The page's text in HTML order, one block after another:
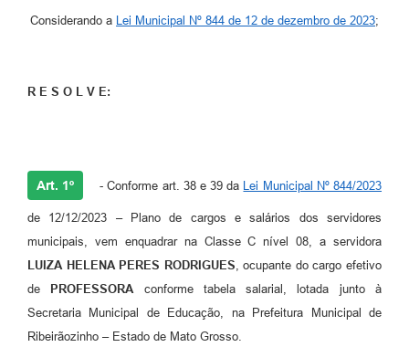
Considerando a Lei Municipal Nº 844 de 12 de dezembro de 2023;
R E S O L V E:
Art. 1º - Conforme art. 38 e 39 da Lei Municipal Nº 844/2023
de 12/12/2023 – Plano de cargos e salários dos servidores
municipais, vem enquadrar na Classe C nível 08, a servidora
LUIZA HELENA PERES RODRIGUES, ocupante do cargo efetivo
de
PROFESSORAconforme tabela salarial, lotada junto à
Secretaria Municipal de Educação, na Prefeitura Municipal de
Ribeirãozinho – Estado de Mato Grosso.